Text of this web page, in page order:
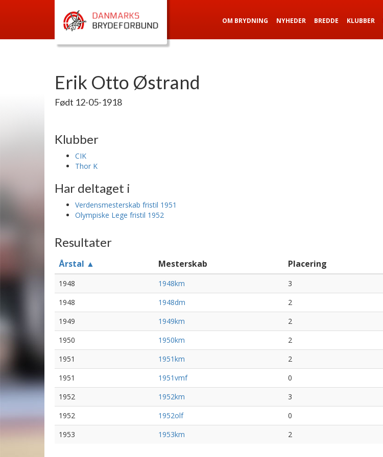
OM BRYDNING NYHEDER BREDDE KLUBBER
Erik Otto Østrand
Født 12-05-1918
Klubber
CIK
Thor K
Har deltaget i
Verdensmesterskab fristil 1951
Olympiske Lege fristil 1952
Resultater
Årstal ▲ Mesterskab Placering
1948 1948km 3
1948
1948dm 2
1949
1949km 2
1950
1950km 2
1951
1951km 2
1951
1951vmf 0
1952
1952km 3
1952
1952olf 0
1953
1953km 2